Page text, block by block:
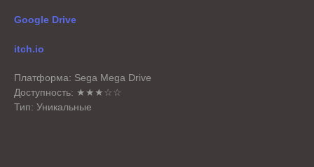
Google Drive
itch.io
Платформа: Sega Mega Drive
Доступность: ★★★☆☆
Тип: Уникальные